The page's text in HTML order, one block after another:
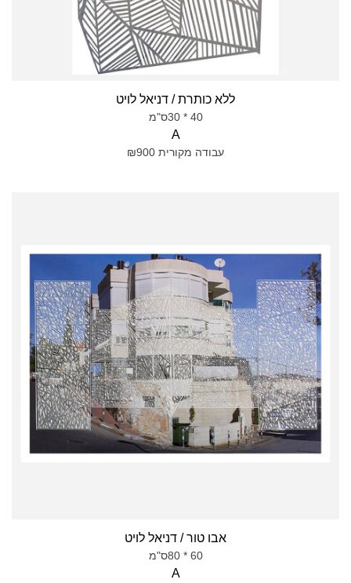
ללא כותרת / דניאל לויט
40 * 30ס"מ
A
עבודה מקורית ₪900
אבו טור / דניאל לויט
60 * 80ס"מ
A